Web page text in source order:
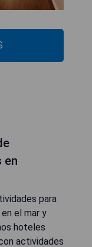
en
para
el mar y
hoteles
actividades